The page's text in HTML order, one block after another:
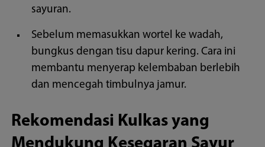
sayuran.
Sebelum memasukkan wortel ke wadah,
bungkus dengan tisu dapur kering. Cara ini
membantu menyerap kelembaban berlebih
dan mencegah timbulnya jamur.
Rekomendasi Kulkas yang